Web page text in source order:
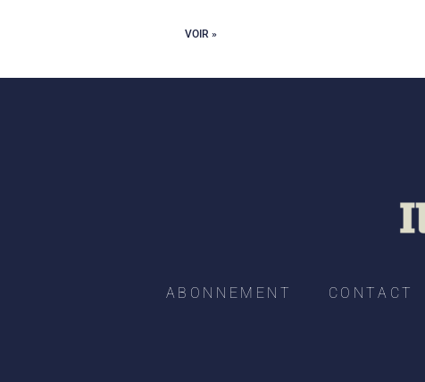
VOIR »
ABONNEMENT CONTACT